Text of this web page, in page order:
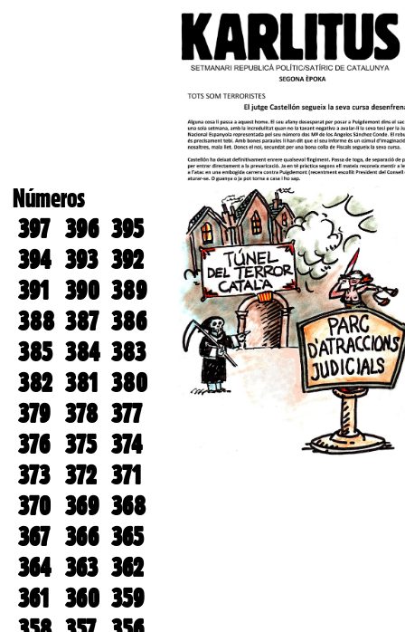
Números
397 396 395
394 393 392
391 390 389
388 387 386
385 384 383
382 381 380
379 378 377
376 375 374
373 372 371
370 369 368
367 366 365
364 363 362
361 360 359